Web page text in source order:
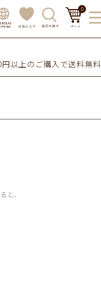
0
以上のご購入で送料無料
と、